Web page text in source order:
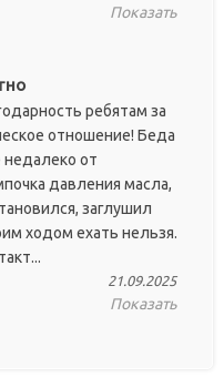
Показать
ребятам за
отношение! Беда
недалеко от
давления масла,
заглушил
ходом ехать нельзя.
21.09.2025
Показать